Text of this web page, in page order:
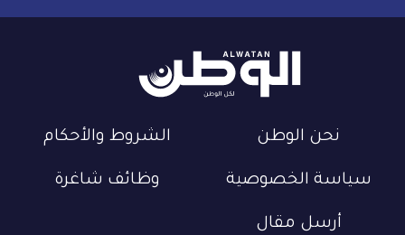
نحن الوطن الشروط والأحكام
سياسة الخصوصية وظائف شاغرة
أرسل مقال